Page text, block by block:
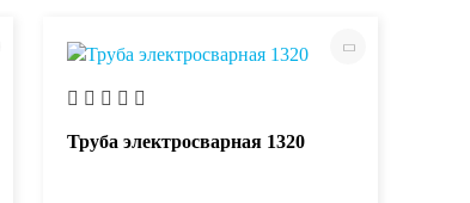
Труба электросварная 1320